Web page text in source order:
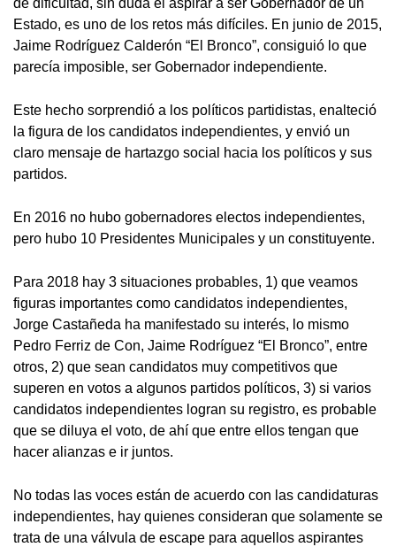
de dificultad, sin duda el aspirar a ser Gobernador de un
Estado, es uno de los retos más difíciles. En junio de 2015,
Jaime Rodríguez Calderón “El Bronco”, consiguió lo que
parecía imposible, ser Gobernador independiente.
Este hecho sorprendió a los políticos partidistas, enalteció
la figura de los candidatos independientes, y envió un
claro mensaje de hartazgo social hacia los políticos y sus
partidos.
En 2016 no hubo gobernadores electos independientes,
pero hubo 10 Presidentes Municipales y un constituyente.
Para 2018 hay 3 situaciones probables, 1) que veamos
figuras importantes como candidatos independientes,
Jorge Castañeda ha manifestado su interés, lo mismo
Pedro Ferriz de Con, Jaime Rodríguez “El Bronco”, entre
otros, 2) que sean candidatos muy competitivos que
superen en votos a algunos partidos políticos, 3) si varios
candidatos independientes logran su registro, es probable
que se diluya el voto, de ahí que entre ellos tengan que
hacer alianzas e ir juntos.
No todas las voces están de acuerdo con las candidaturas
independientes, hay quienes consideran que solamente se
trata de una válvula de escape para aquellos aspirantes